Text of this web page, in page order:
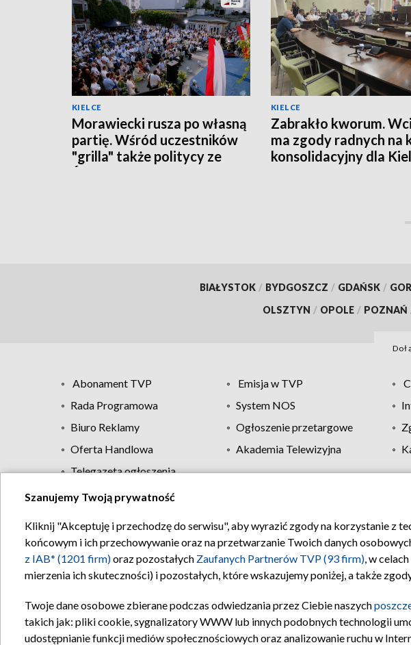
KIELCE
Morawiecki rusza po własną
partię. Wśród uczestników
"grilla" także politycy ze
Świętokrzyskiego
KIELCE
Zabrakło kworum.
ma zgody radnych na
konsolidacyjny dla
BIAŁYSTOK / BYDGOSZCZ / GDAŃSK /
OLSZTYN / OPOLE / POZNAŃ
Abonament TVP Emisja w TVP
Rada Programowa
System NOS
Biuro Reklamy
Ogłoszenie przetargowe
Oferta Handlowa
Akademia Telewizyjna
Telegazeta ogłoszenia
Regulamin TVP Polityka prywatności
Szanujemy Twoją prywatność
Kliknij "Akceptuję i przechodzę do serwisu", aby wyrazić zgody na korzystanie z
końcowym i ich przechowywanie oraz na przetwarzanie Twoich danych
z IAB* (1201 firm)oraz pozostałych Zaufanych Partnerów TVP (93 firm), w
mierzenia ich skuteczności) i pozostałych, które wskazujemy poniżej, a także
Twoje dane osobowe zbierane podczas odwiedzania przez Ciebie naszych
takich jak: pliki cookie, sygnalizatory WWW lub innych podobnych technologii
udostępnianie funkcji mediów społecznościowych oraz analizowanie ruchu w